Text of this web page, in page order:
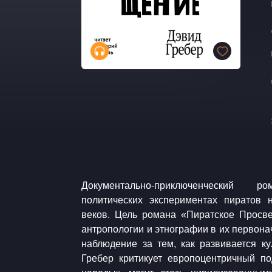
Документально-
политических экспериментах
веков. Цель романа «Пиратское
антропологии и этнографии в их
наблюдение за тем, как развивается
Гребер критикует европоцентричный